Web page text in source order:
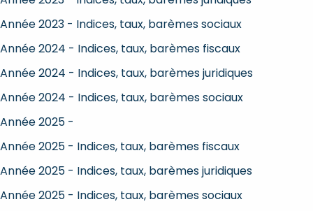
Année 2023 - Indices, taux, barèmes sociaux
Année 2024 - Indices, taux, barèmes fiscaux
Année 2024 - Indices, taux, barèmes juridiques
Année 2024 - Indices, taux, barèmes sociaux
Année 2025 -
Année 2025 - Indices, taux, barèmes fiscaux
Année 2025 - Indices, taux, barèmes juridiques
Année 2025 - Indices, taux, barèmes sociaux